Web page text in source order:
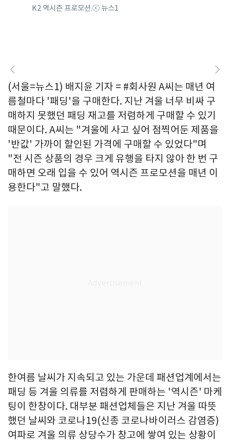
K2 역시즌 프로모션.ⓒ 뉴스1
(서울=뉴스1) 배지윤 기자 = #회사원 A씨는 매년 여
름철마다 '패딩'을 구매한다. 지난 겨울 너무 비싸 구
매하지 못했던 패딩 재고를 저렴하게 구매할 수 있기
때문이다. A씨는 "겨울에 사고 싶어 점찍어둔 제품을
'반값' 가까이 할인된 가격에 구매할 수 있었다"며
"전 시즌 상품의 경우 크게 유행을 타지 않아 한 번 구
매하면 오래 입을 수 있어 역시즌 프로모션을 매년 이
용한다"고 말했다.
한여름 날씨가 지속되고 있는 가운데 패션업계에서는
패딩 등 겨울 의류를 저렴하게 판매하는 '역시즌' 마케
팅이 한창이다. 대부분 패션업체들은 지난 겨울 따뜻
했던 날씨와 코로나19(신종 코로나바이러스 감염증)
여파로 겨울 의류 상당수가 창고에 쌓여 있는 상황이